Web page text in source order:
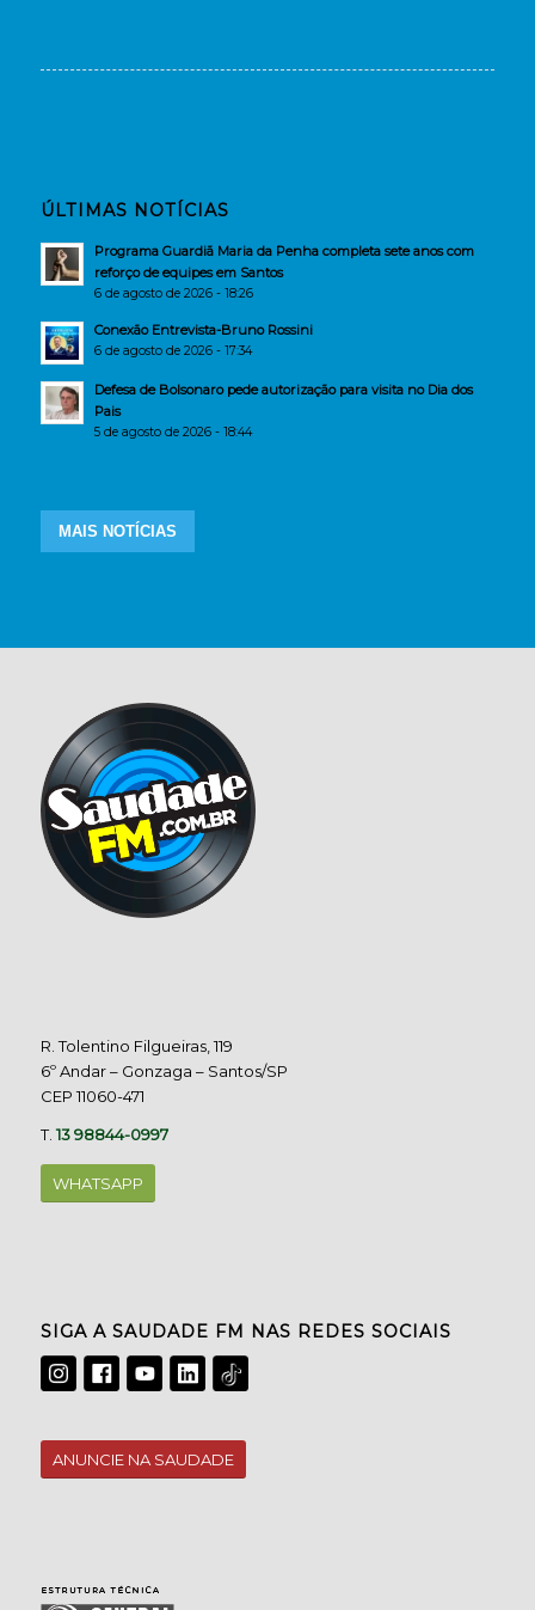
ÚLTIMAS NOTÍCIAS
Programa Guardiã Maria da Penha completa sete anos com
reforço de equipes em Santos
6 de agosto de 2026 - 18:26
Conexão Entrevista-Bruno Rossini
6 de agosto de 2026 - 17:34
Defesa de Bolsonaro pede autorização para visita no Dia dos
Pais
5 de agosto de 2026 - 18:44
MAIS NOTÍCIAS
R. Tolentino Filgueiras, 119
6º Andar – Gonzaga – Santos/SP
CEP 11060-471
T.13 98844-0997
WHATSAPP
SIGA A SAUDADE FM NAS REDES SOCIAIS
ANUNCIE NA SAUDADE